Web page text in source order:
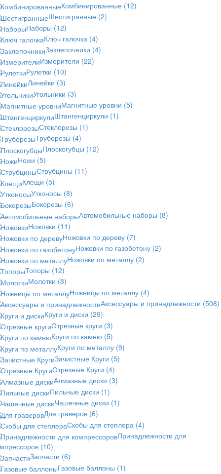
Комбинированные (12)
Шестигранные (2)
Наборы (12)
Ключ галочка (4)
Заклепочники (4)
Измерители (22)
Рулетки (10)
Линейки (3)
Угольники (3)
Магнитные уровни (5)
Штангенциркули (1)
Стеклорезы (1)
Труборезы (4)
Плоскогубцы (12)
Ножи (5)
Струбцины (11)
Клещи (5)
Утконосы (8)
Бокорезы (6)
Автомобильные наборы (8)
Ножовки (11)
Ножовки по дереву (7)
Ножовки по газобетону (2)
Ножовки по металлу (2)
Топоры (12)
Молотки (8)
Ножницы по металлу (4)
Аксессуары и принадлежности (508)
Круги и диски (29)
Отрезные круги (3)
Круги по камню (5)
Круги по металлу (9)
Зачистные Круги (5)
Отрезные Круги (4)
Алмазные диски (3)
Пильные диски (1)
Чашечные диски (1)
Для граверов (6)
Скобы для степлера (4)
Принадлежности для
(10)
Запчасти (6)
Газовые баллоны (1)